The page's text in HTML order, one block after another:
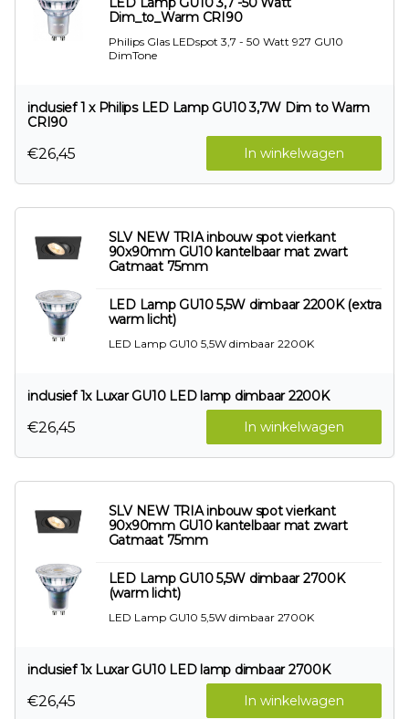
Dim_to_Warm CRI90
Philips Glas LEDspot 3,7 - 50 Watt 927 GU10
DimTone
inclusief 1 x Philips LED Lamp GU10 3,7W Dim to Warm
CRI90
In winkelwagen
€26,45
SLV NEW TRIA inbouw spot vierkant
90x90mm GU10 kantelbaar mat zwart
Gatmaat 75mm
LED Lamp GU10 5,5W dimbaar 2200K (extra
warm licht)
LED Lamp GU10 5,5W dimbaar 2200K
inclusief 1x Luxar GU10 LED lamp dimbaar 2200K
In winkelwagen
€26,45
SLV NEW TRIA inbouw spot vierkant
90x90mm GU10 kantelbaar mat zwart
Gatmaat 75mm
LED Lamp GU10 5,5W dimbaar 2700K
(warm licht)
LED Lamp GU10 5,5W dimbaar 2700K
inclusief 1x Luxar GU10 LED lamp dimbaar 2700K
In winkelwagen
€26,45